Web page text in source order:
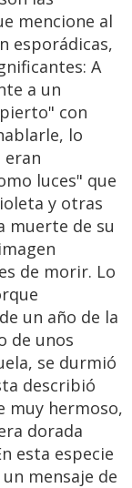
mencione al
esporádicas,
A
a un
con
lo
eran
luces" que
y otras
muerte de su
de morir. Lo
un año de la
de unos
se durmió
describió
muy hermoso,
dorada
esta especie
mensaje de